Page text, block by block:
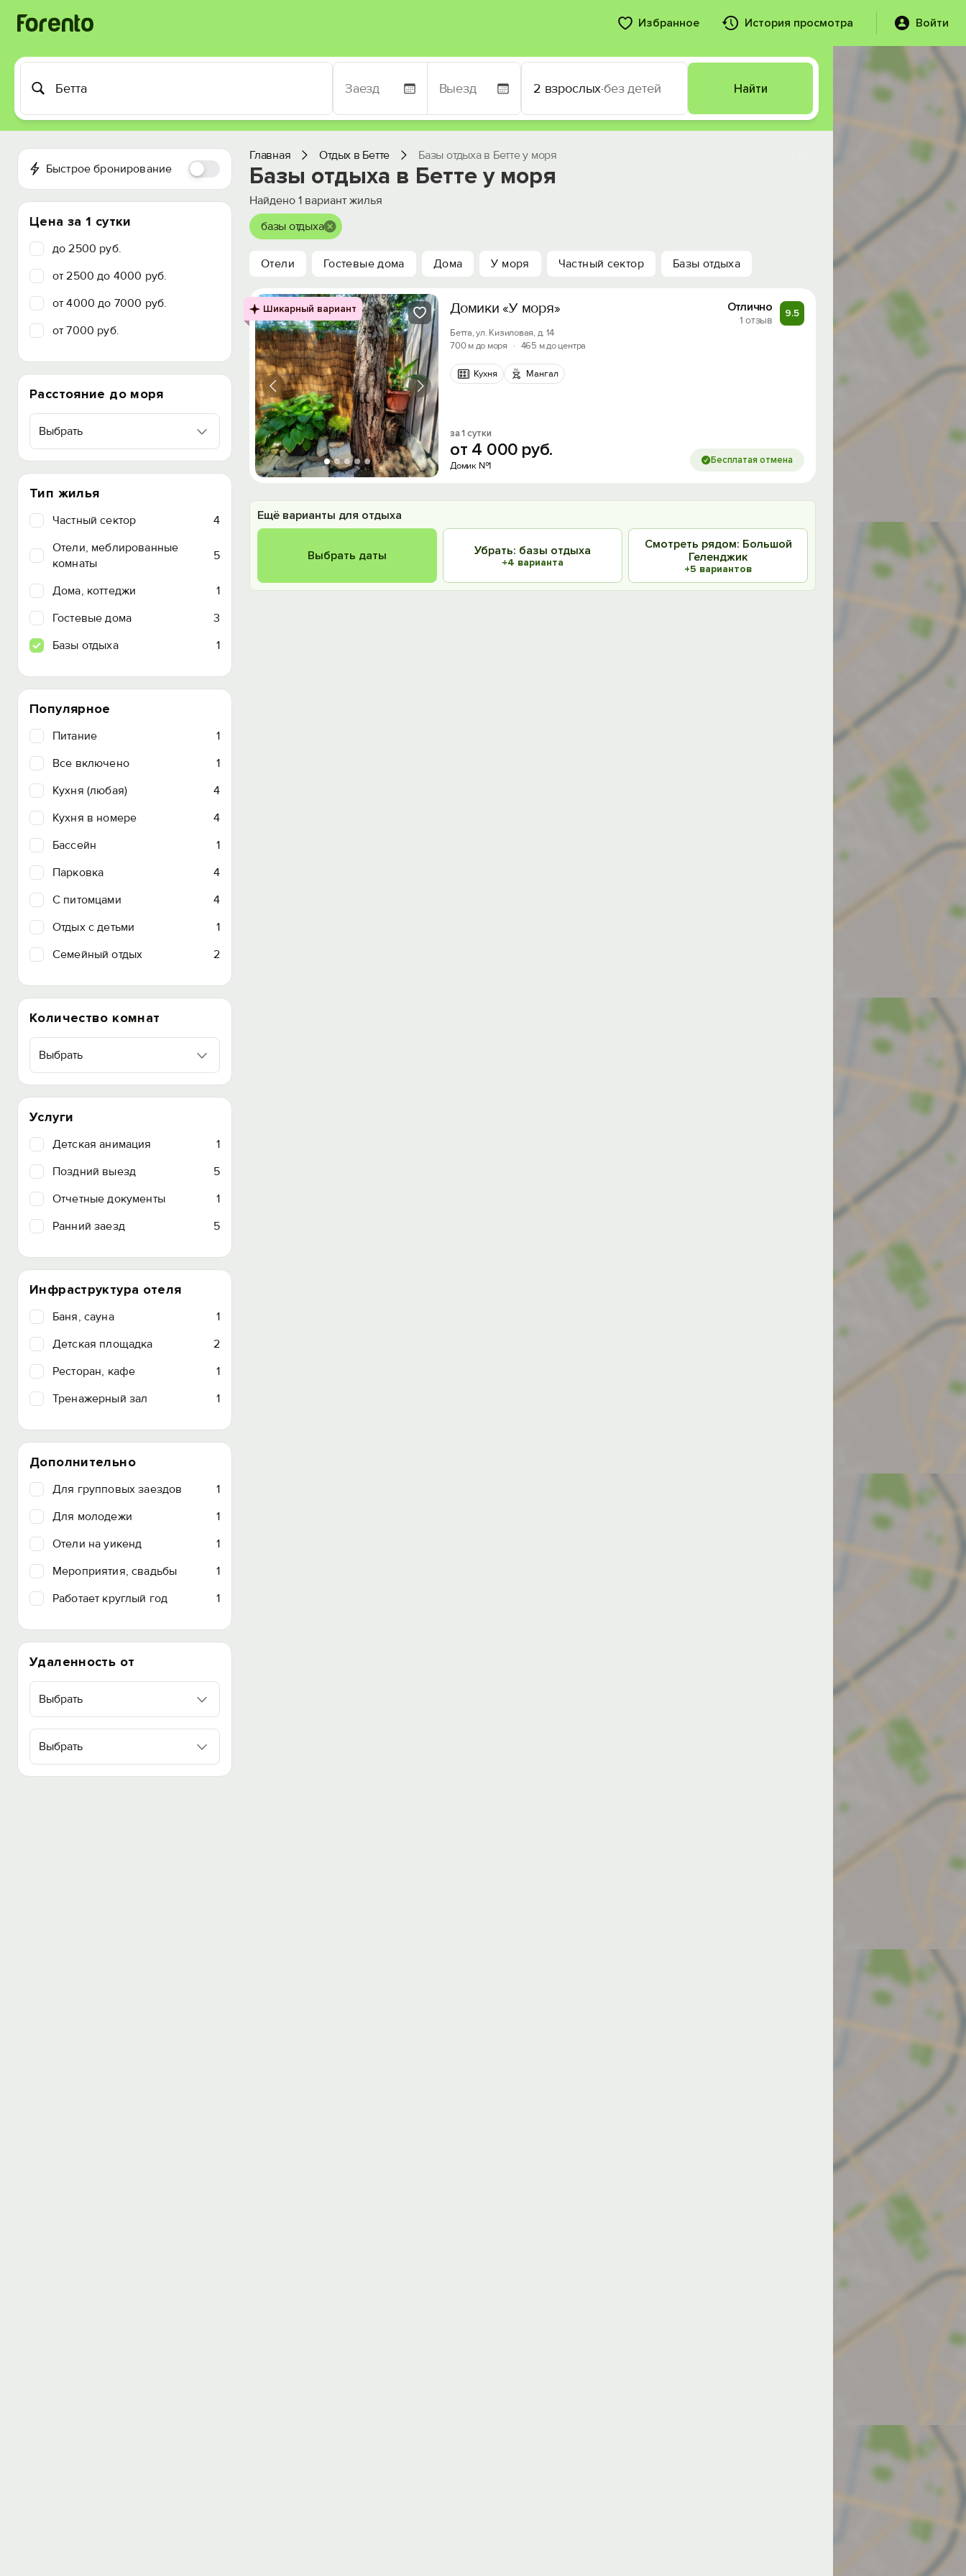
Избранное История просмотра Войти
2 взрослых·без детей Найти
Быстрое бронирование
Цена за 1 сутки
до 2500 руб.
от 2500 до 4000 руб.
от 4000 до 7000 руб.
от 7000 руб.
Расстояние до моря
Выбрать
Тип жилья
Частный сектор
4
Отели, меблированные
комнаты
5
Дома, коттеджи
1
Гостевые дома
3
Базы отдыха
1
Популярное
Питание
1
Все включено
1
Кухня (любая)
4
Кухня в номере
4
Бассейн
1
Парковка
4
C питомцами
4
Отдых с детьми
1
Семейный отдых
2
Количество комнат
Выбрать
Услуги
Детская анимация
1
Поздний выезд
5
Отчетные документы
1
Ранний заезд
5
Инфраструктура отеля
Баня, сауна
1
Детская площадка
2
Ресторан, кафе
1
Тренажерный зал
1
Дополнительно
Для групповых заездов
1
Для молодежи
1
Отели на уикенд
1
Мероприятия, свадьбы
1
Работает круглый год
1
Удаленность от
Выбрать
Выбрать
Главная Отдых в Бетте Базы отдыха в Бетте у моря
Базы отдыха в Бетте у моря
Найдено 1 вариант жилья
базы отдыха
Отели Гостевые дома Дома У моря Частный сектор Базы отдыха
Шикарный вариант Домики «У моря» Отлично
1 отзыв
9.5
Бетта, ул. Кизиловая, д. 14
700 м до моря
· 465 м до центра
Кухня Мангал
за 1 сутки
от 4 000 руб.
Домик №1 Бесплатая отмена
Ещё варианты для отдыха
Выбрать даты Убрать: базы отдыха
+4 варианта
Смотреть рядом: Большой
Геленджик
+5 вариантов